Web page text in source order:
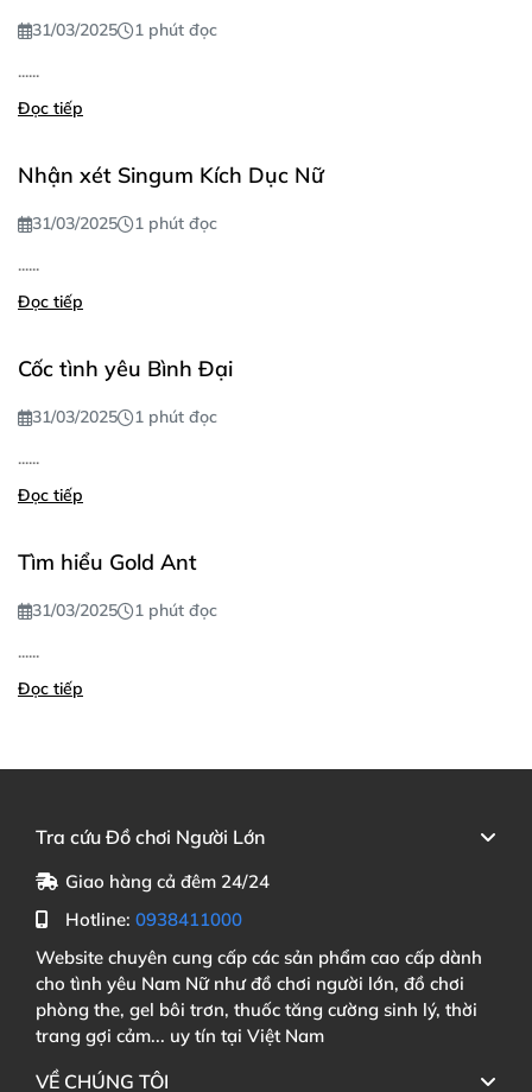
31/03/2025
1 phút đọc
......
Đọc tiếp
Nhận xét Singum Kích Dục Nữ
31/03/2025
1 phút đọc
......
Đọc tiếp
Cốc tình yêu Bình Đại
31/03/2025
1 phút đọc
......
Đọc tiếp
Tìm hiểu Gold Ant
31/03/2025
1 phút đọc
......
Đọc tiếp
Tra cứu Đồ chơi Người Lớn
Giao hàng cả đêm 24/24
Hotline: 0938411000
Website chuyên cung cấp các sản phẩm cao cấp dành
cho tình yêu Nam Nữ như đồ chơi người lớn, đồ chơi
phòng the, gel bôi trơn, thuốc tăng cường sinh lý, thời
trang gợi cảm... uy tín tại Việt Nam
VỀ CHÚNG TÔI